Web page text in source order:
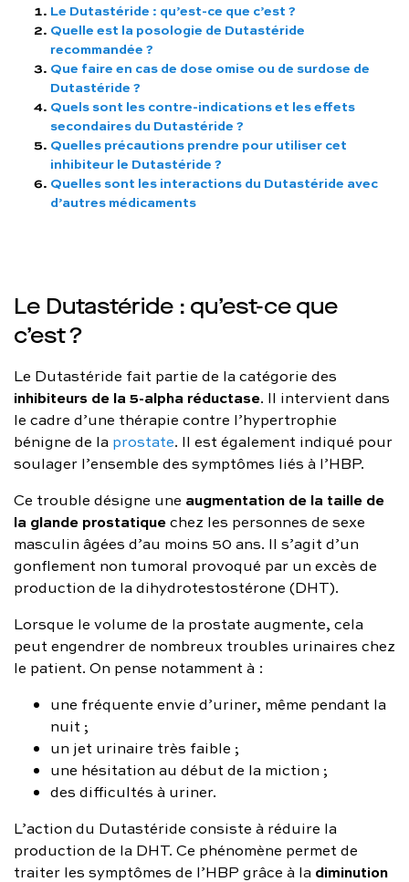
Le Dutastéride : qu’est-ce que c’est ?
Quelle est la posologie de Dutastéride
recommandée ?
Que faire en cas de dose omise ou de surdose de
Dutastéride ?
Quels sont les contre-indications et les effets
secondaires du Dutastéride ?
Quelles précautions prendre pour utiliser cet
inhibiteur le Dutastéride ?
Quelles sont les interactions du Dutastéride avec
d’autres médicaments
Le Dutastéride : qu’est-ce que
c’est ?
Le Dutastéride fait partie de la catégorie des
inhibiteurs de la 5-alpha réductase. Il intervient dans
le cadre d’une thérapie contre l’hypertrophie
bénigne de la prostate. Il est également indiqué pour
soulager l’ensemble des symptômes liés à l’HBP.
Ce trouble désigne une augmentation de la taille de
la glande prostatiquechez les personnes de sexe
masculin âgées d’au moins 50 ans. Il s’agit d’un
gonflement non tumoral provoqué par un excès de
production de la dihydrotestostérone (DHT).
Lorsque le volume de la prostate augmente, cela
peut engendrer de nombreux troubles urinaires chez
le patient. On pense notamment à :
une fréquente envie d’uriner, même pendant la
nuit ;
un jet urinaire très faible ;
une hésitation au début de la miction ;
des difficultés à uriner.
L’action du Dutastéride consiste à réduire la
production de la DHT. Ce phénomène permet de
traiter les symptômes de l’HBP grâce à la diminution